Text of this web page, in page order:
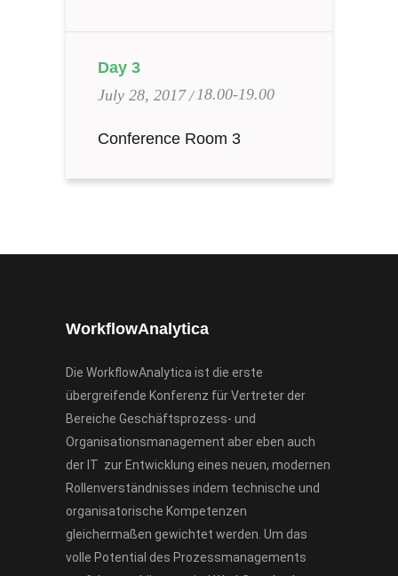
Day 3
July 28, 2017
18.00-19.00
Conference Room 3
WorkflowAnalytica
Die WorkflowAnalytica ist die erste
übergreifende Konferenz für Vertreter der
Bereiche Geschäftsprozess- und
Organisationsmanagement aber eben auch
der IT zur Entwicklung eines neuen, modernen
Rollenverständnisses indem technische und
organisatorische Kompetenzen
gleichermaßen gewichtet werden. Um das
volle Potential des Prozessmanagements